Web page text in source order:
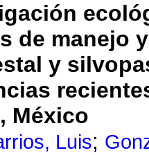
de manejo
y
México
Luis;